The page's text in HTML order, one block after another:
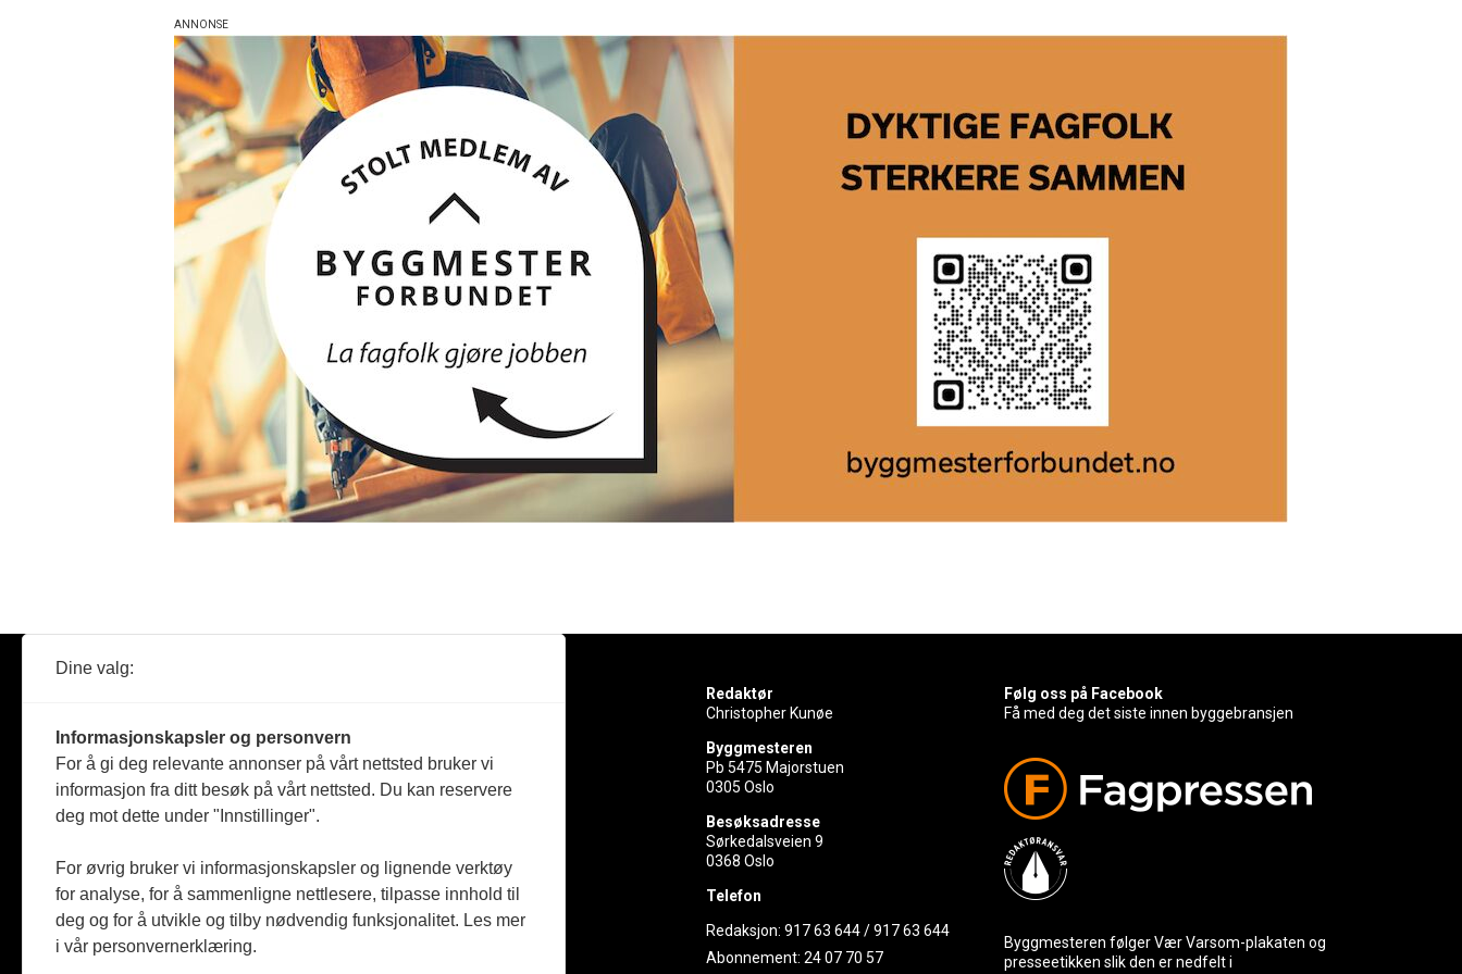
Reportasje
Produkter
Jobbmarked
Redaktør
Christopher Kunøe
Byggmesteren
Pb 5475 Majorstuen
0305 Oslo
Besøksadresse
Sørkedalsveien 9
0368 Oslo
Telefon
Redaksjon:917 63 644/917 63 644
Abonnement:24 07 70 57
Følg oss på Facebook
Få med deg det siste innen byggebransjen
Byggmesteren følger Vær Varsom-plakaten og
presseetikken slik den er nedfelt i
Dine valg:
Informasjonskapsler og personvern
For å gi deg relevante annonser på vårt nettsted bruker vi
informasjon fra ditt besøk på vårt nettsted. Du kan reservere
deg mot dette under "Innstillinger".
For øvrig bruker vi informasjonskapsler og lignende verktøy
for analyse, for å sammenligne nettlesere, tilpasse innhold til
deg og for å utvikle og tilby nødvendig funksjonalitet. Les mer
i vår personvernerklæring.